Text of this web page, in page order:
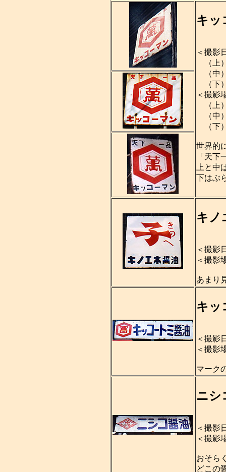
キッ
＜撮影
（上
（中
（下
＜撮影
（上
（中
（下
世界的
「天下
上と中
下はぶ
キノ
＜撮影
＜撮影
あまり
キッ
＜撮影
＜撮影
マーク
ニシ
＜撮影
＜撮影
おそら
どこの